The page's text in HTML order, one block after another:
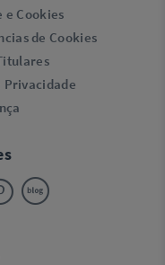
e Cookies
de Cookies
Privacidade